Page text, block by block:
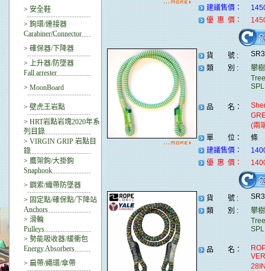
> 安全鞋
> 鉤環/連接器
Carabiner/Connector
> 確保器/下降器
> 上升器/防墜器
Fall arrester
> MoonBoard
> 壁虎王岩點
> HRT岩點岩塊2020年系
列目錄
> VIRGIN GRIP 岩點目
錄
> 鷹架鉤/大掛鉤
Snaphook
> 鋼索/織帶防墜器
> 固定點/確保點/下降站
Anchors
> 滑輪
Pulleys
> 勢能吸收器/緩衝包
Energy Absorbers
> 扁帶/繩環/傘帶
建議售價：
優 惠 價：
貨 號 :
類 別 :
攀
品 名：
(兩
單 位：
條
建議售價：
優 惠 價：
貨 號 :
類 別 :
攀
品 名：